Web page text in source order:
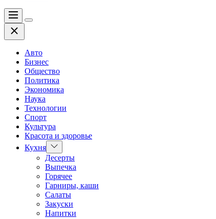
Меню
Цвет
Закрыть
Авто
Бизнес
Общество
Политика
Экономика
Наука
Технологии
Спорт
Культура
Красота и здоровье
Кухня Показать
подменю
Десерты
Выпечка
Горячее
Гарниры, каши
Салаты
Закуски
Напитки